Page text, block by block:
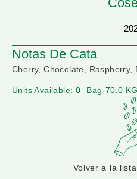
Notas De Cata
Cherry, Chocolate, Raspberry,
Units Available: 0 Bag-70.0 KG
Volver a la